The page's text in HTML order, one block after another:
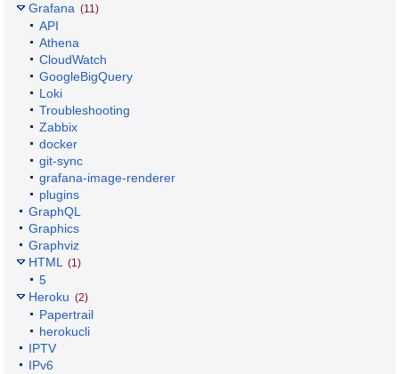
Grafana (11)
API
Athena
CloudWatch
GoogleBigQuery
Loki
Troubleshooting
Zabbix
docker
git-sync
grafana-image-renderer
plugins
GraphQL
Graphics
Graphviz
HTML (1)
5
Heroku (2)
Papertrail
herokucli
IPTV
IPv6